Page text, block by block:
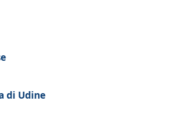
di Udine